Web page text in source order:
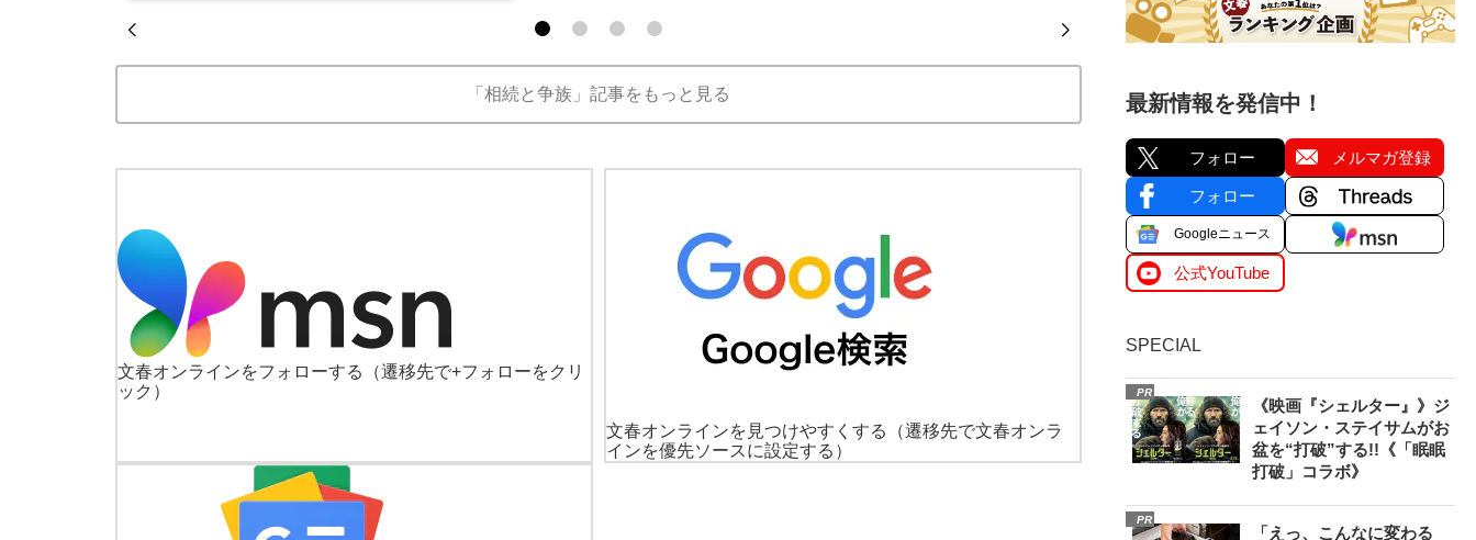
「相続と争族」記事をもっと見る
文春オンラインをフォローする
（遷移先で+フォローをクリ
ック）
文春オンラインを見つけやすくする
（遷移先で文春オンラ
インを優先ソースに設定する）
最新情報を発信中！
フォロー メルマガ登録
フォロー
Googleニュース
公式YouTube
SPECIAL
PR
《映画『シェルター』》ジ
ェイソン・ステイサムがお
盆を“打破”する!!《「眠眠
打破」コラボ》
PR
「えっ、こんなに変わる